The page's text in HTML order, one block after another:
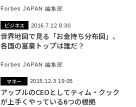
Forbes JAPAN 編集部
ビジネス 2016.7.12 8:30
世界地図で見る「お金持ち分布図」、
各国の富豪トップは誰だ？
Forbes JAPAN 編集部
マネー 2015.12.3 19:05
アップルのCEOとしてティム・クック
が上手くやっている6つの根拠